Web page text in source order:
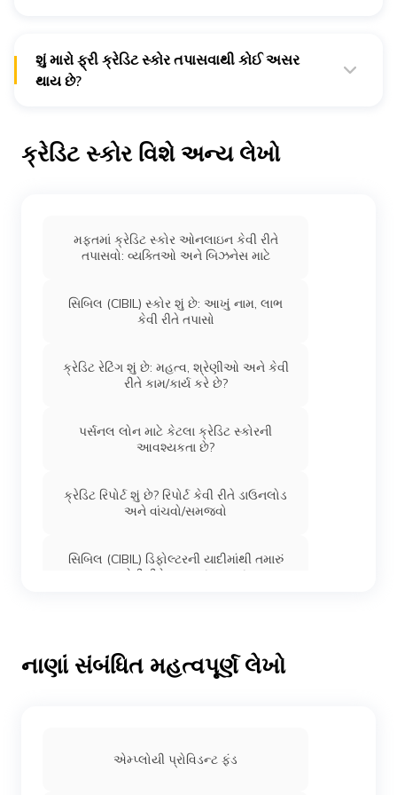
ગ્રાહકો અને કંપનીઓને ક્રેડિટ સ્કોર અને ક્રેડિટ રિપોર્ટ ઓફર
કરે છે.
ઉપયોગ કરે છે. તેથી, દરેક ક્રેડિટ બ્યુરો દ્વારા આપવામાં આવેલ
ક્રેડિટ સ્કોર થોડો અલગ હશે.
શું મારો ફ્રી ક્રેડિટ સ્કોર તપાસવાથી કોઈ અસર
થાય છે?
અસર કરશે નહીં.
ક્રેડિટ સ્કોર વિશે અન્ય લેખો
મફતમાં ક્રેડિટ સ્કોર ઓનલાઇન કેવી રીતે
તપાસવો: વ્યક્તિઓ અને બિઝનેસ માટે
સિબિલ (CIBIL) સ્કોર શું છે: આખું નામ, લાભ
કેવી રીતે તપાસો
ક્રેડિટ રેટિંગ શું છે: મહત્વ, શ્રેણીઓ અને કેવી
રીતે કામ/કાર્ય કરે છે?
પર્સનલ લોન માટે કેટલા ક્રેડિટ સ્કોરની
આવશ્યકતા છે?
ક્રેડિટ રિપોર્ટ શું છે? રિપોર્ટ કેવી રીતે ડાઉનલોડ
અને વાંચવો/સમજવો
સિબિલ (CIBIL) ડિફોલ્ટરની યાદીમાંથી તમારું
નામ કેવી રીતે દૂર કરવું/હટાવવું?
ક્રેડિટ સ્કોર કેવી રીતે ગણવામાં આવે છે?
ફોર્મ્યુલા શું છે?
નાણાં સંબંધિત મહત્વપૂર્ણ લેખો
એમ્પ્લોયી પ્રોવિડન્ટ ફંડ